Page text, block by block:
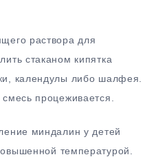
раствора для
стаканом кипятка
календулы либо шалфея.
процеживается.
миндалин у детей
температурой.